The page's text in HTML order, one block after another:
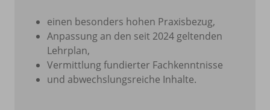
einen besonders hohen Praxisbezug,
Anpassung an den seit 2024 geltenden
Lehrplan,
Vermittlung fundierter Fachkenntnisse
und abwechslungsreiche Inhalte.